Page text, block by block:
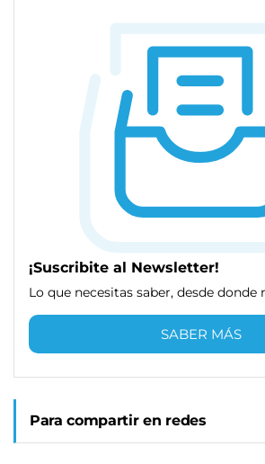
¡Suscribite al Newsletter!
Lo que necesitas saber, desde donde
SABER MÁS
Para compartir en redes